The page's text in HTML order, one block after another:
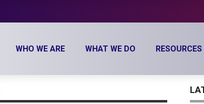
WHO WE ARE WHAT WE DO RESOURCES